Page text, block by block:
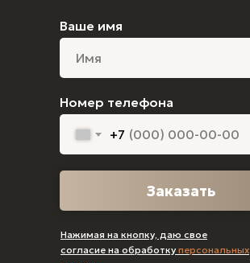
Ваше имя
Номер телефона
+7
Заказать
Нажимая на кнопку, даю свое
согласие на обработку персональных